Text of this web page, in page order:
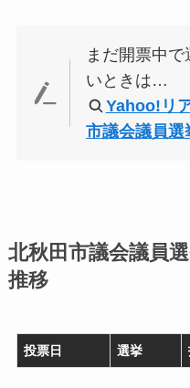
まだ開票中
いときは…
Yahoo!リ
市議会議員選
北秋田市議会議員
推移
投票日 選挙